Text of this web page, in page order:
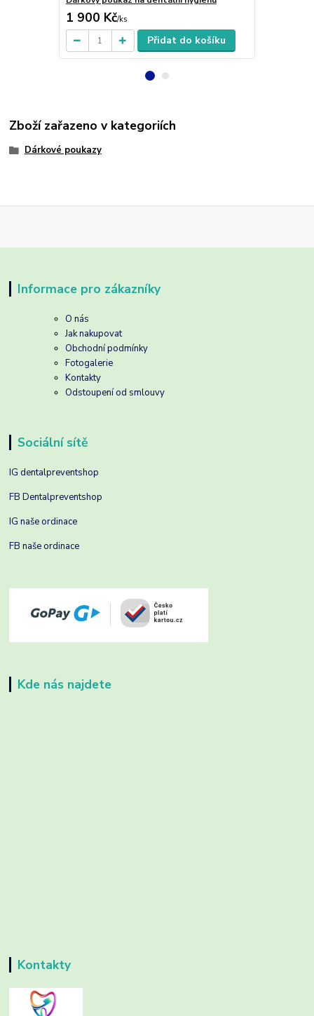
1 900 Kč/ks
Přidat do košíku
Zboží zařazeno v kategoriích
Dárkové poukazy
Informace pro zákazníky
O nás
Jak nakupovat
Obchodní podmínky
Fotogalerie
Kontakty
Odstoupení od smlouvy
Sociální sítě
IG dentalpreventshop
FB Dentalpreventshop
IG naše ordinace
FB naše ordinace
Kde nás najdete
Kontakty